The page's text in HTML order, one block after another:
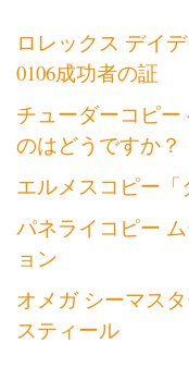
ロレックス デイ
0106成功者の証
チューダーコピー
のはどうですか？
エルメスコピー
パネライコピー
ョン
オメガ シーマス
スティール